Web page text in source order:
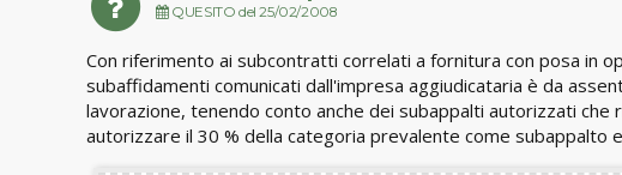
QUESITO del 25/02/2008
Con riferimento ai subcontratti correlati a fornitura con posa in
subaffidamenti comunicati dall'impresa aggiudicataria è da
lavorazione, tenendo conto anche dei subappalti autorizzati
autorizzare il 30 % della categoria prevalente come